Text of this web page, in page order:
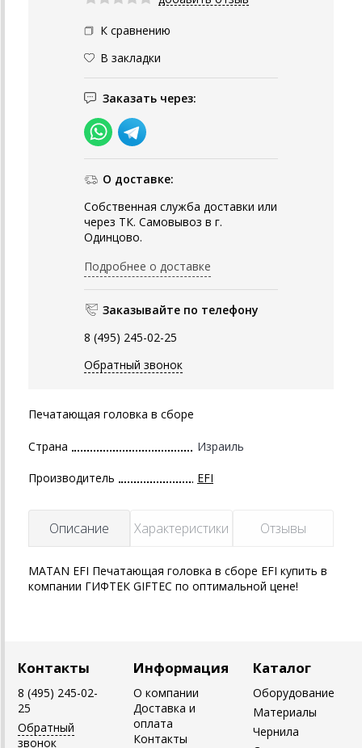
К сравнению
В закладки
Заказать через:
О доставке:
Собственная служба доставки или
через ТК. Самовывоз в г.
Одинцово.
Подробнее о доставке
Заказывайте по телефону
8 (495) 245-02-25
Обратный звонок
Печатающая головка в сборе
Страна Израиль
Производитель EFI
Описание Характеристики Отзывы
MATAN EFI Печатающая головка в сборе EFI купить в
компании ГИФТЕК GIFTEC по оптимальной цене!
Контакты
8 (495) 245-02-
25
Обратный
звонок
Информация
О компании
Доставка и
оплата
Контакты
Каталог
Оборудование
Материалы
Чернила